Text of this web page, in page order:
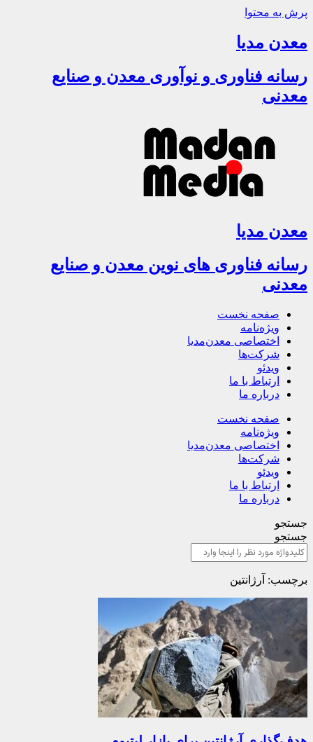
پرش به محتوا
معدن مدیا
رسانه فناوری و نوآوری معدن و صنایع
معدنی
معدن مدیا
رسانه فناوری های نوین معدن و صنایع
معدنی
صفحه نخست
ویژه‌نامه
اختصاصی معدن‌مدیا
شرکت‌ها
ویدئو
ارتباط با ما
درباره ما
صفحه نخست
ویژه‌نامه
اختصاصی معدن‌مدیا
شرکت‌ها
ویدئو
ارتباط با ما
درباره ما
جستجو
جستجو
برچسب: آرژانتین